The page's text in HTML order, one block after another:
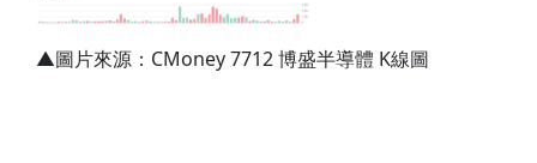
▲圖片來源：CMoney 7712 博盛半導體 K線圖